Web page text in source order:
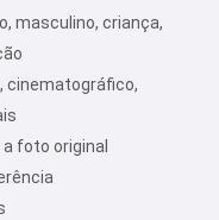
masculino, criança,
cinematográfico,
foto original